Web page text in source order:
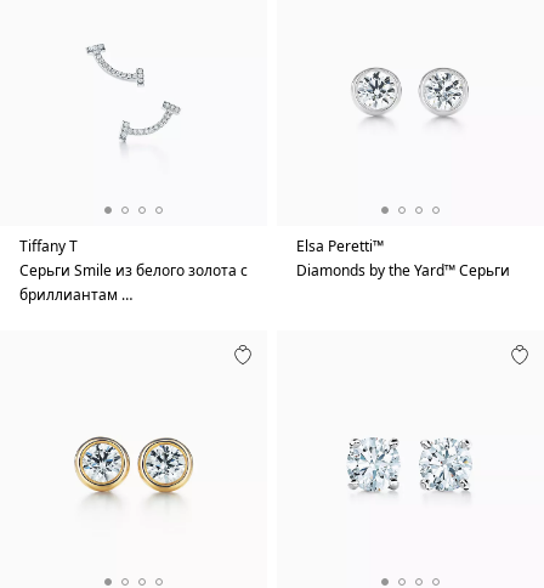
Tiffany T
Серьги Smile из белого золота с
бриллиантам …
Elsa Peretti™
Diamonds by the Yard™ Серьги